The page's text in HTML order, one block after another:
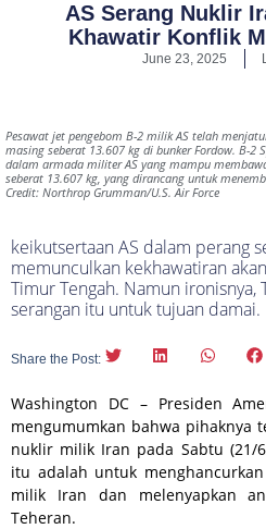
AS Serang Nuklir
Khawatir Konflik
June 23, 2025
Pesawat jet pengebom B-2 milik AS telah
masing seberat 13.607 kg di bunker Fordow. B-2
dalam armada militer AS yang mampu
seberat 13.607 kg, yang dirancang untuk
Credit: Northrop Grumman/U.S. Air Force
keikutsertaan AS dalam perang
memunculkan kekhawatiran
Timur Tengah. Namun
serangan itu untuk tujuan damai.
Share the Post:
Washington DC – Presiden
mengumumkan bahwa pihaknya
nuklir milik Iran pada Sabtu (21/
itu adalah untuk
milik Iran dan melenyapkan
Teheran.